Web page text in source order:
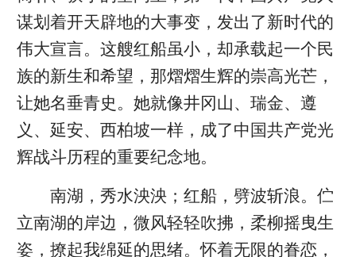
谋划着开天辟地的大事变，发出了新时代的
伟大宣言。这艘红船虽小，却承载起一个民
族的新生和希望，那熠熠生辉的崇高光芒，
让她名垂青史。她就像井冈山、瑞金、遵
义、延安、西柏坡一样，成了中国共产党光
辉战斗历程的重要纪念地。
南湖，秀水泱泱；红船，劈波斩浪。伫
立南湖的岸边，微风轻轻吹拂，柔柳摇曳生
姿，撩起我绵延的思绪。怀着无限的眷恋，